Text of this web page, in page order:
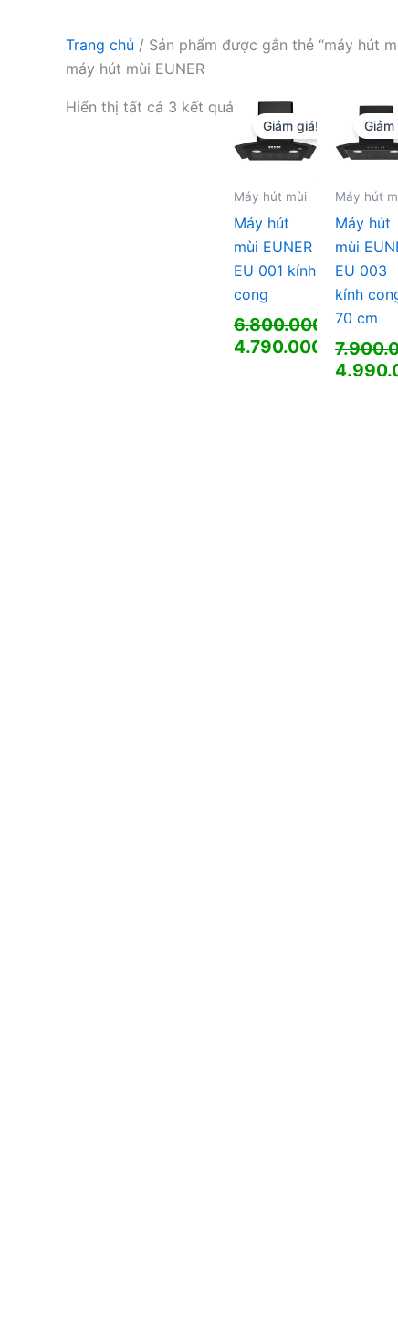
Trang chủ / Sản phẩm được gắn thẻ “máy hút
máy hút mùi EUNER
Hiển thị tất cả 3 kết quả
Giảm giá!
Máy hút mùi
Máy hút
mùi EUNER
EU 001 kính
cong
6.800.000
₫
Giá
4.790.000
₫
Giảm
Máy hút
Máy hút
mùi
EU 003
kính
70 cm
Giá